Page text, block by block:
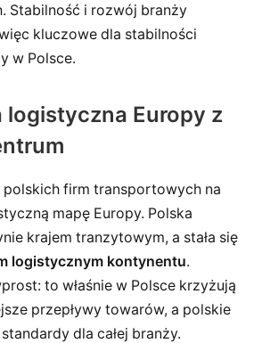
Stabilność i rozwój branży
kluczowe dla stabilności
w Polsce.
logistyczna Europy z
polskich firm transportowych na
mapę Europy. Polska
krajem tranzytowym, a stała się
logistycznym kontynentu.
to właśnie w Polsce krzyżują
przepływy towarów, a polskie
dla całej branży.